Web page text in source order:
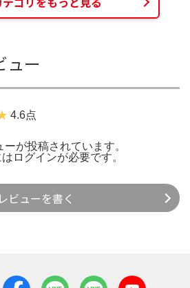
ュー
4.6点
が投稿されています。
ログインが必要です。
レビューを書く